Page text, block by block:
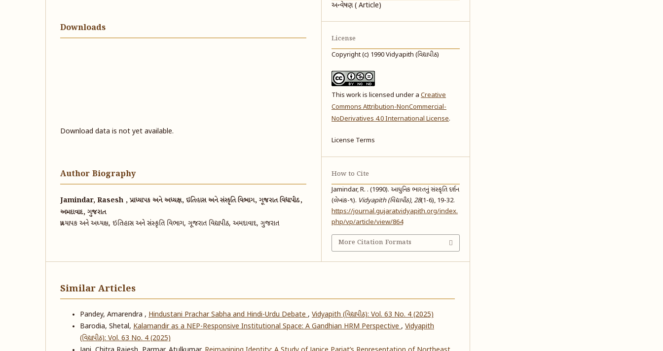
Downloads
Download data is not yet available.
Author Biography
Jamindar, Rasesh , પ્રાધ્યાપક અને અધ્યક્ષ, ઇતિહાસ અને સંસ્કૃતિ વિભાગ, ગૂજરાત વિદ્યાપીઠ,
અમદાવાદ, ગુજરાત
પ્રાધ્યાપક અને અધ્યક્ષ, ઇતિહાસ અને સંસ્કૃતિ વિભાગ, ગૂજરાત વિદ્યાપીઠ, અમદાવાદ, ગુજરાત
અન્વેષણ ( Article)
License
Copyright (c) 1990 Vidyapith (વિદ્યાપીઠ)
This work is licensed under aCreative
Commons Attribution-NonCommercial-
NoDerivatives 4.0 International License.
License Terms
How to Cite
Jamindar, R. . (1990). આધુનિક ભારતનું સંસ્કૃતિ દર્શન
(લેખાંક-૧). Vidyapith (વિદ્યાપીઠ),28(1-6), 19-32.
https://journal.gujaratvidyapith.org/index.
php/vp/article/view/864
More Citation Formats
Similar Articles
Pandey, Amarendra , Hindustani Prachar Sabha and Hindi-Urdu Debate, Vidyapith (વિદ્યાપીઠ): Vol. 63 No. 4 (2025)
Barodia, Shetal, Kalamandir as a NEP-Responsive Institutional Space: A Gandhian HRM Perspective, Vidyapith
(વિદ્યાપીઠ): Vol. 63 No. 4 (2025)